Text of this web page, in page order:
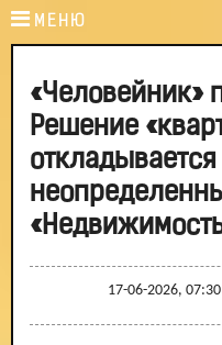
МЕНЮ
«Человейник»
Решение
17-06-2026, 07:30